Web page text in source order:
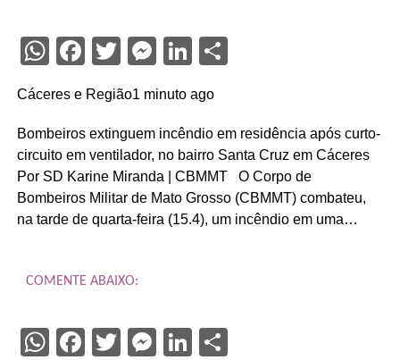
WhatsApp
Facebook
Twitter
Messenger
LinkedIn
Share
Cáceres e Região1 minuto ago
Bombeiros extinguem incêndio em residência após curto-
circuito em ventilador, no bairro Santa Cruz em Cáceres
Por SD Karine Miranda | CBMMT O Corpo de
Bombeiros Militar de Mato Grosso (CBMMT) combateu,
na tarde de quarta-feira (15.4), um incêndio em uma…
COMENTE ABAIXO:
WhatsApp
Facebook
Twitter
Messenger
LinkedIn
Share